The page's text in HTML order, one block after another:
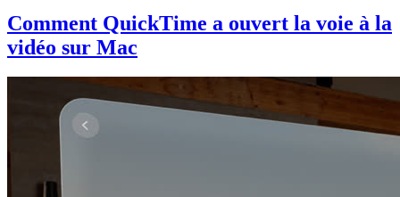
Comment QuickTime a ouvert la voie à la
vidéo sur Mac